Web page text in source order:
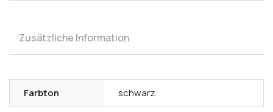
Zusätzliche Information
Farbton schwarz